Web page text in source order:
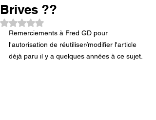
Brives ??
Noté NaN étoiles sur 5.
Remerciements à Fred GD pour
l'autorisation de réutiliser/modifier l'article
déjà paru il y a quelques années à ce sujet.